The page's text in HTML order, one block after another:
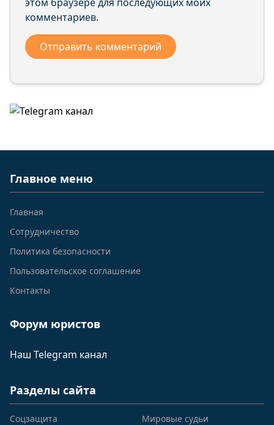
комментариев.
Главное меню
Главная
Сотрудничество
Политика безопасности
Пользовательское соглашение
Контакты
Форум юристов
Наш Telegram канал
Разделы сайта
Соцзащита
Мировые судьи